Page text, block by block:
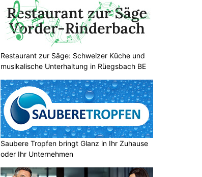
Restaurant zur Säge: Schweizer Küche und
musikalische Unterhaltung in Rüegsbach BE
Saubere Tropfen bringt Glanz in Ihr Zuhause
oder Ihr Unternehmen